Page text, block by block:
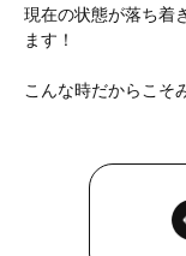
現在の状態が落ち着
ます！
こんな時だからこそ